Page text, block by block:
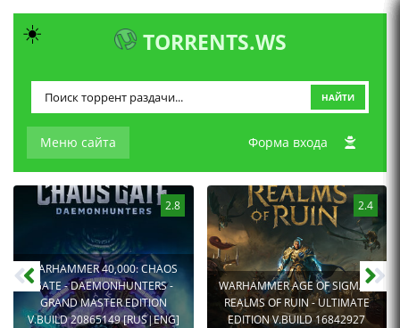
TORRENTS.WS
Меню сайта
НАЙТИ
Форма входа
2.8
WARHAMMER 40,000: CHAOS
GATE - DAEMONHUNTERS -
GRAND MASTER EDITION
V.BUILD 20865149 [RUS|ENG]
2.4
WARHAMMER AGE OF SIGMAR:
REALMS OF RUIN - ULTIMATE
EDITION V.BUILD 16842927
☀️